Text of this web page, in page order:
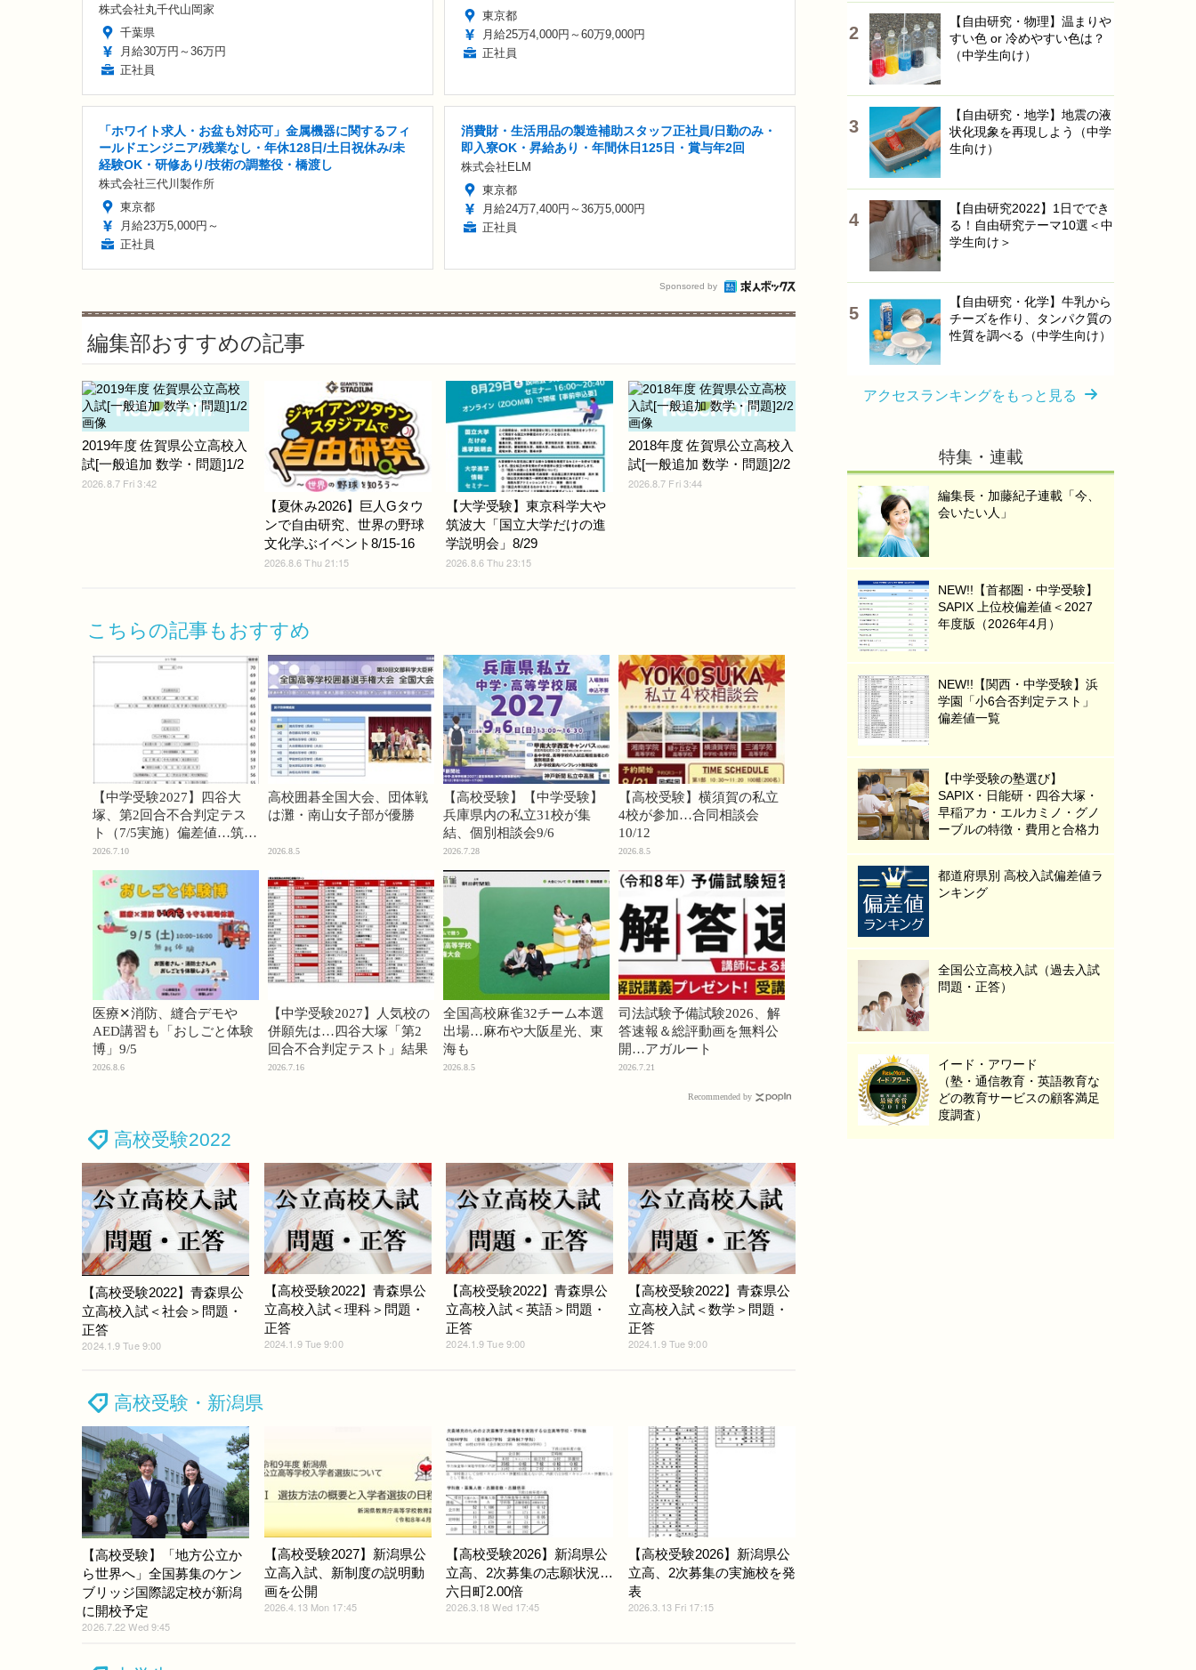
株式会社丸千代山岡家
千葉県
月給30万円～36万円
正社員
東京都
月給25万4,000円～60万9,000円
正社員
「ホワイト求人・お盆も対応可」金属機器に関するフィ
ールドエンジニア/残業なし・年休128日/土日祝休み/未
経験OK・研修あり/技術の調整役・橋渡し
株式会社三代川製作所
東京都
月給23万5,000円～
正社員
消費財・生活用品の製造補助スタッフ正社員/日勤のみ・
即入寮OK・昇給あり・年間休日125日・賞与年2回
株式会社ELM
東京都
月給24万7,400円～36万5,000円
正社員
Sponsored by
編集部おすすめの記事
2019年度 佐賀県公立高校入
試[一般追加 数学・問題]1/2
2026.8.7 Fri 3:42
【夏休み2026】巨人Gタウ
ンで自由研究、世界の野球
文化学ぶイベント8/15-16
2026.8.6 Thu 21:15
【大学受験】東京科学大や
筑波大「国立大学だけの進
学説明会」8/29
2026.8.6 Thu 23:15
2018年度 佐賀県公立高校入
試[一般追加 数学・問題]2/2
2026.8.7 Fri 3:44
こちらの記事もおすすめ
【中学受験2027】四谷大
塚、第2回合不合判定テス
ト（7/5実施）偏差値…筑駒
74・桜蔭70＜PR＞
2026.7.10
高校囲碁全国大会、団体戦
は灘・南山女子部が優勝
2026.8.5
【高校受験】【中学受験】
兵庫県内の私立31校が集
結、個別相談会9/6
2026.7.28
【高校受験】横須賀の私立
4校が参加…合同相談会
10/12
2026.8.5
医療✕消防、縫合デモや
AED講習も「おしごと体験
博」9/5
2026.8.6
【中学受験2027】人気校の
併願先は…四谷大塚「第2
回合不合判定テスト」結果
2026.7.16
全国高校麻雀32チーム本選
出場…麻布や大阪星光、東
海も
2026.8.5
司法試験予備試験2026、解
答速報＆総評動画を無料公
開…アガルート
2026.7.21
Recommended by
高校受験2022
【高校受験2022】青森県公
立高校入試＜社会＞問題・
正答
2024.1.9 Tue 9:00
【高校受験2022】青森県公
立高校入試＜理科＞問題・
正答
2024.1.9 Tue 9:00
【高校受験2022】青森県公
立高校入試＜英語＞問題・
正答
2024.1.9 Tue 9:00
【高校受験2022】青森県公
立高校入試＜数学＞問題・
正答
2024.1.9 Tue 9:00
高校受験・新潟県
【高校受験】「地方公立か
ら世界へ」全国募集のケン
ブリッジ国際認定校が新潟
に開校予定
2026.7.22 Wed 9:45
【高校受験2027】新潟県公
立高入試、新制度の説明動
画を公開
2026.4.13 Mon 17:45
【高校受験2026】新潟県公
立高、2次募集の志願状況…
六日町2.00倍
2026.3.18 Wed 17:45
【高校受験2026】新潟県公
立高、2次募集の実施校を発
表
2026.3.13 Fri 17:15
【自由研究・物理】温まりや
すい色 or 冷めやすい色は？
（中学生向け）
【自由研究・地学】地震の液
状化現象を再現しよう（中学
生向け）
【自由研究2022】1日ででき
る！自由研究テーマ10選＜中
学生向け＞
【自由研究・化学】牛乳から
チーズを作り、タンパク質の
性質を調べる（中学生向け）
アクセスランキングをもっと見る
特集・連載
編集長・加藤紀子連載「今、
会いたい人」
NEW!!【首都圏・中学受験】
SAPIX 上位校偏差値＜2027
年度版（2026年4月）
NEW!!【関西・中学受験】浜
学園「小6合否判定テスト」
偏差値一覧
【中学受験の塾選び】
SAPIX・日能研・四谷大塚・
早稲アカ・エルカミノ・グノ
ーブルの特徴・費用と合格力
都道府県別 高校入試偏差値ラ
ンキング
全国公立高校入試（過去入試
問題・正答）
イード・アワード
（塾・通信教育・英語教育な
どの教育サービスの顧客満足
度調査）